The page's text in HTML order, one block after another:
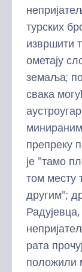
турских
извршити
ометају
земаља;
свака
препреку
је "тамо
том месту
другим";
Радујевца,
рата
положили